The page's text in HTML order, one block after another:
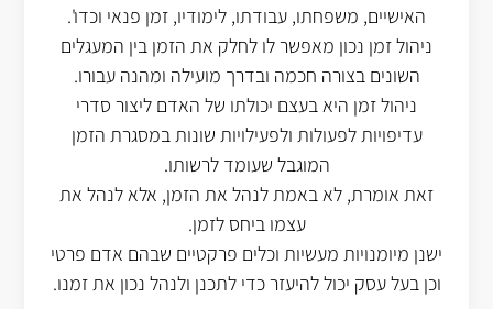
האישיים, משפחתו, עבודתו, לימודיו, זמן פנאי וכדו'.
ניהול זמן נכון מאפשר לו לחלק את הזמן בין המעגלים
השונים בצורה חכמה ובדרך מועילה ומהנה עבורו.
ניהול זמן היא בעצם יכולתו של האדם ליצור סדרי
עדיפויות לפעולות ולפעילויות שונות במסגרת הזמן
המוגבל שעומד לרשותו.
זאת אומרת, לא באמת לנהל את הזמן, אלא לנהל את
עצמו ביחס לזמן.
ישנן מיומנויות מעשיות וכלים פרקטיים שבהם אדם פרטי
וכן בעל עסק יכול להיעזר כדי לתכנן ולנהל נכון את זמנו.